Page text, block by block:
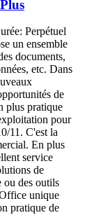
Perpétuel
un ensemble
documents,
etc. Dans
de
plus pratique
pour
11. C'est la
En plus
service
de
ou des outils
unique
pratique de